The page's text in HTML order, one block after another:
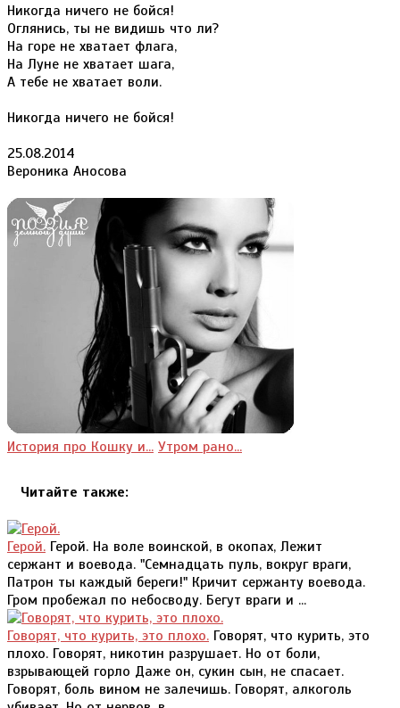
Никогда ничего не бойся!
Оглянись, ты не видишь что ли?
На горе не хватает флага,
На Луне не хватает шага,
А тебе не хватает воли.
Никогда ничего не бойся!
25.08.2014
Вероника Аносова
История про Кошку и... Утром рано...
Читайте также:
Герой. Герой. На воле воинской, в окопах, Лежит
сержант и воевода. "Семнадцать пуль, вокруг враги,
Патрон ты каждый береги!" Кричит сержанту воевода.
Гром пробежал по небосводу. Бегут враги и ...
Говорят, что курить, это плохо. Говорят, что курить, это
плохо. Говорят, никотин разрушает. Но от боли,
взрывающей горло Даже он, сукин сын, не спасает.
Говорят, боль вином не залечишь. Говорят, алкоголь